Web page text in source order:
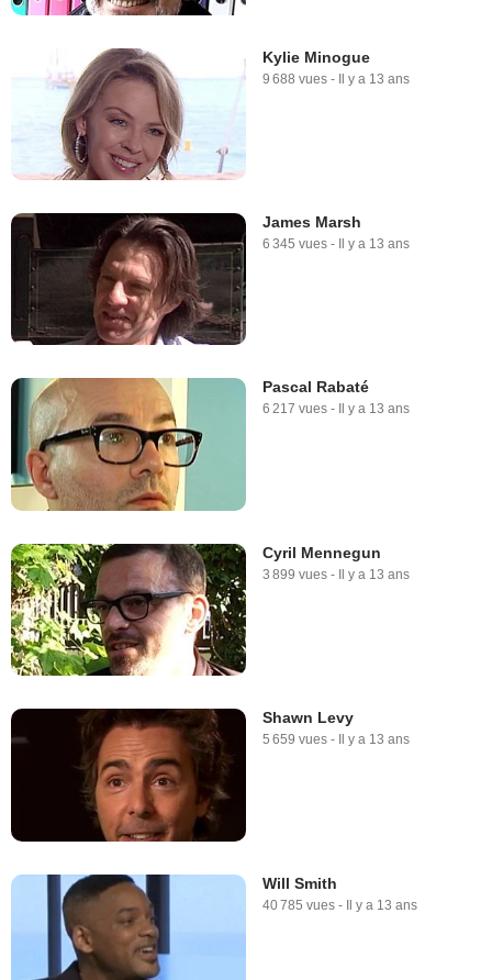
Kylie Minogue
9 688 vues - Il y a 13 ans
James Marsh
6 345 vues - Il y a 13 ans
Pascal Rabaté
6 217 vues - Il y a 13 ans
Cyril Mennegun
3 899 vues - Il y a 13 ans
Shawn Levy
5 659 vues - Il y a 13 ans
Will Smith
40 785 vues - Il y a 13 ans